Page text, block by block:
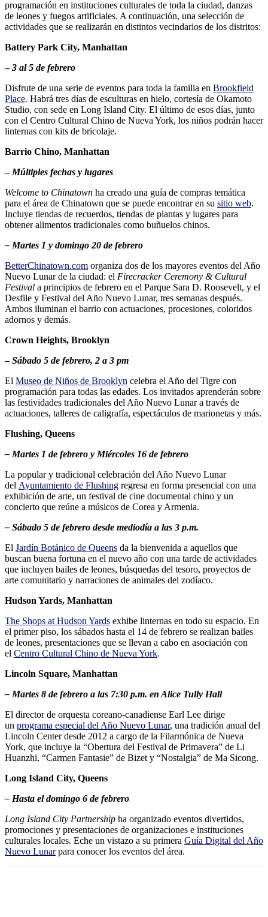
programación en instituciones culturales de toda la ciudad, danzas
de leones y fuegos artificiales. A continuación, una selección de
actividades que se realizarán en distintos vecindarios de los distritos:
Battery Park City, Manhattan
–3 al 5 de febrero
Disfrute de una serie de eventos para toda la familia en Brookfield
Place. Habrá tres días de esculturas en hielo, cortesía de Okamoto
Studio, con sede en Long Island City. El último de esos días, junto
con el Centro Cultural Chino de Nueva York, los niños podrán hacer
linternas con kits de bricolaje.
Barrio Chino, Manhattan
– Múltiples fechas y lugares
Welcome to Chinatown ha creado una guía de compras temática
para el área de Chinatown que se puede encontrar en su sitio web.
Incluye tiendas de recuerdos, tiendas de plantas y lugares para
obtener alimentos tradicionales como buñuelos chinos.
– Martes 1 y domingo 20 de febrero
BetterChinatown.com organiza dos de los mayores eventos del Año
Nuevo Lunar de la ciudad: el Firecracker Ceremony & Cultural
Festival a principios de febrero en el Parque Sara D. Roosevelt, y el
Desfile y Festival del Año Nuevo Lunar, tres semanas después.
Ambos iluminan el barrio con actuaciones, procesiones, coloridos
adornos y demás.
Crown Heights, Brooklyn
–Sábado 5 de febrero, 2 a 3 pm
El Museo de Niños de Brooklyn celebra el Año del Tigre con
programación para todas las edades. Los invitados aprenderán sobre
las festividades tradicionales del Año Nuevo Lunar a través de
actuaciones, talleres de caligrafía, espectáculos de marionetas y más.
Flushing, Queens
– Martes 1 de febrero y Miércoles 16 de febrero
La popular y tradicional celebración del Año Nuevo Lunar
del Ayuntamiento de Flushing regresa en forma presencial con una
exhibición de arte, un festival de cine documental chino y un
concierto que reúne a músicos de Corea y Armenia.
– Sábado 5 de febrero desde mediodía a las 3 p.m.
El Jardín Botánico de Queens da la bienvenida a aquellos que
buscan buena fortuna en el nuevo año con una tarde de actividades
que incluyen bailes de leones, búsquedas del tesoro, proyectos de
arte comunitario y narraciones de animales del zodíaco.
Hudson Yards, Manhattan
The Shops at Hudson Yards exhibe linternas en todo su espacio. En
el primer piso, los sábados hasta el 14 de febrero se realizan bailes
de leones, presentaciones que se llevan a cabo en asociación con
el Centro Cultural Chino de Nueva York.
Lincoln Square, Manhattan
– Martes 8 de febrero a las 7:30 p.m. en Alice Tully Hall
El director de orquesta coreano-canadiense Earl Lee dirige
un programa especial del Año Nuevo Lunar, una tradición anual del
Lincoln Center desde 2012 a cargo de la Filarmónica de Nueva
York, que incluye la “Obertura del Festival de Primavera” de Li
Huanzhi, “Carmen Fantasie” de Bizet y “Nostalgia” de Ma Sicong.
Long Island City, Queens
– Hasta el domingo 6 de febrero
Long Island City Partnership ha organizado eventos divertidos,
promociones y presentaciones de organizaciones e instituciones
culturales locales. Eche un vistazo a su primera Guía Digital del Año
Nuevo Lunarpara conocer los eventos del área.